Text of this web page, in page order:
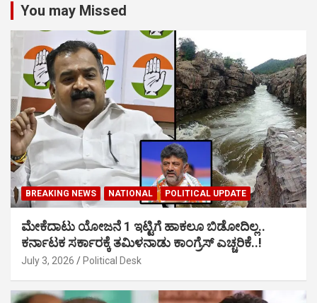
You may Missed
BREAKING NEWS NATIONAL POLITICAL UPDATE
ಮೇಕೆದಾಟು ಯೋಜನೆ 1 ಇಟ್ಟಿಗೆ ಹಾಕಲೂ ಬಿಡೋದಿಲ್ಲ..
ಕರ್ನಾಟಕ ಸರ್ಕಾರಕ್ಕೆ ತಮಿಳನಾಡು ಕಾಂಗ್ರೆಸ್ ಎಚ್ಚರಿಕೆ..!
July 3, 2026 Political Desk